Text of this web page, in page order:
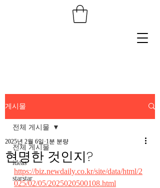
게시물
전체 게시물
ideas
starstar
전체 게시물
현명한 것인지?
2025년 2월 6일 1분 분량
https://biz.newdaily.co.kr/site/data/html/2
025/02/05/2025020500108.html